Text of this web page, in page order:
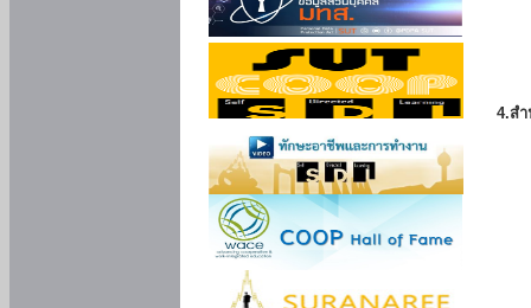
4.ส